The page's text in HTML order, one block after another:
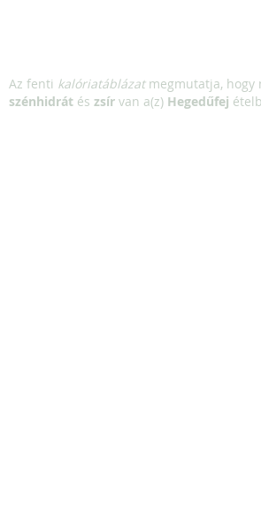
Az fenti kalóriatáblázatmegmutatja, hogy
szénhidrát és zsír van a(z) Hegedűfej